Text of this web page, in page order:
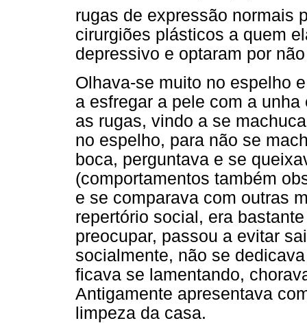
rugas de expressão normais
cirurgiões plásticos a quem
depressivo e optaram por
Olhava-se muito no espelho
a esfregar a pele com a
as rugas, vindo a se
no espelho, para não se
boca, perguntava e se
(comportamentos também
e se comparava com outras
repertório social, era
preocupar, passou a evitar
socialmente, não se
ficava se lamentando,
Antigamente apresentava
limpeza da casa.